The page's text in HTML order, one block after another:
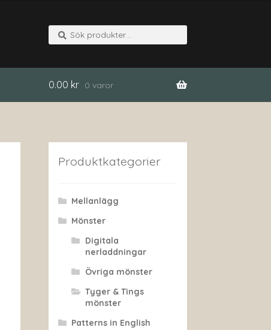
Sök
efter:
Sök
0.00 kr 0 varor
Produktkategorier
Mellanlägg
Mönster
Digitala
nerladdningar
Övriga mönster
Tyger & Tings
mönster
Patterns in English